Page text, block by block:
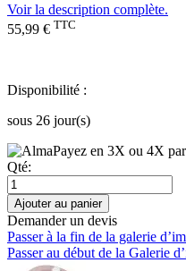
Voir la description complète.
55,99 € TTC
Disponibilité :
sous 26 jour(s)
Payez en 3X ou 4X
Qté:
Ajouter au panier
Demander un devis
Passer à la fin de la galerie
Passer au début de la Galerie